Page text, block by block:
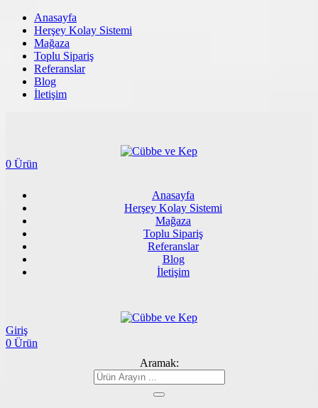
Anasayfa
Herşey Kolay Sistemi
Mağaza
Toplu Sipariş
Referanslar
Blog
İletişim
0 Ürün
Anasayfa
Herşey Kolay Sistemi
Mağaza
Toplu Sipariş
Referanslar
Blog
İletişim
Giriş
0 Ürün
Aramak: